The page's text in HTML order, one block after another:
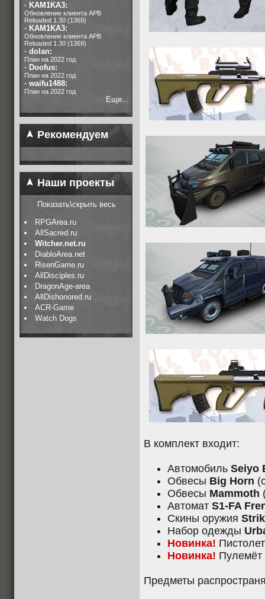
· KAM1KA3:
Обновление клиента APB
Reloaded 1.30 (1369)
· KAM1KA3:
Обновление клиента APB
Reloaded 1.30 (1369)
· dolan:
План на 2022 год
· Doofus:
План на 2022 год
· waifu1488:
План на 2022 год
Еще...
Рекомендуем
Наши проекты
Показать\скрыть весь
RPGArea.ru
AllSacred.ru
Witcher.net.ru
DiabloArea.net
RisenGame.ru
AllDisciples.ru
DragonAge-area
AllDishonored.ru
ACR-Game
Watch Dogs
В комплект входит:
Автомобиль Seiyo
Обвесы Big Horn
Обвесы Mammoth
Автомат S1-FA
Скины оружия
Набор одежды
Новинка!
Новинка! Пулемёт
Предметы